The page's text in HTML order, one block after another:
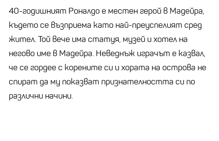
40-годишният Роналдо е местен герой в Мадейра,
където се възприема като най-преуспелият сред
жител. Той вече има статуя, музей и хотел на
негово име в Мадейра. Неведнъж играчът е казвал,
че се гордее с корените си и хората на острова не
спират да му показват признателността си по
различни начини.